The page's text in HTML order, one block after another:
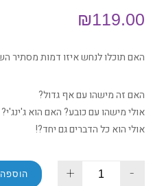
₪119.00
האם תוכלו לנחש איזו דמות מסתיר
האם זה מישהו עם אף גדול?
אולי מישהו עם כובע? האם הוא ג'ינג'י?
אולי הוא כל הדברים גם יחד?!
-
+